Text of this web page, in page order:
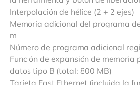
Interpolación de hélice (2 + 2 ejes)
Memoria adicional del programa
m
Número de programa adicional
Función de expansión de memoria
datos tipo B (total: 800 MB)
Tarjeta Fast Ethernet (incluida la